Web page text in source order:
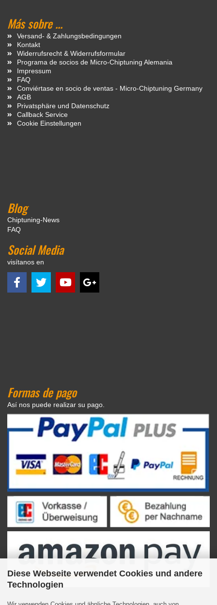
Diese Webseite verwendet Cookies und andere
Technologien
Más sobre ...
Versand- & Zahlungsbedingungen
Kontakt
Widerrufsrecht & Widerrufsformular
Programa de socios de Micro-Chiptuning Alemania
Impressum
FAQ
Conviértase en socio de ventas - Micro-Chiptuning Germany
AGB
Privatsphäre und Datenschutz
Callback Service
Cookie Einstellungen
Blog
Chiptuning-News
FAQ
Social Media
visítanos en
Formas de pago
Así nos puede realizar su pago.